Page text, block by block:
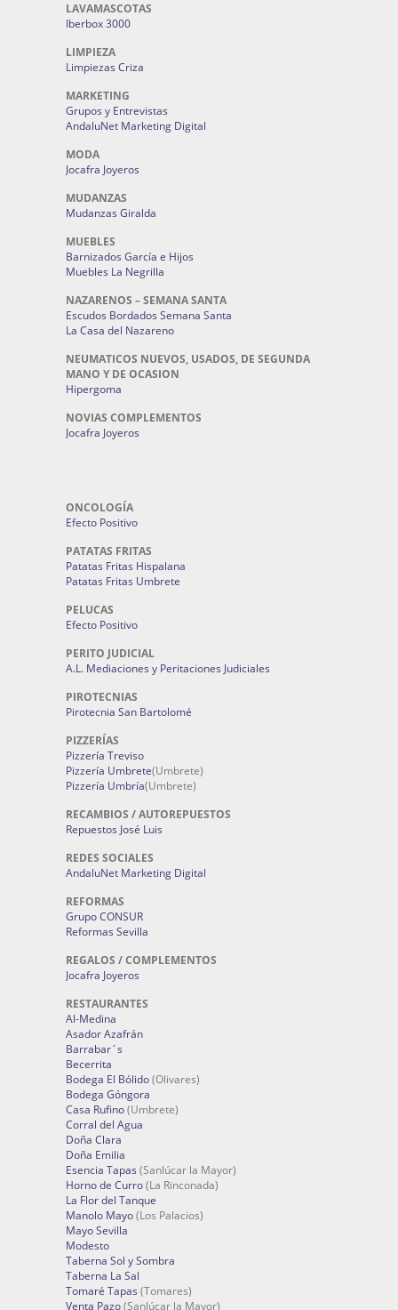
LAVAMASCOTAS
Iberbox 3000
LIMPIEZA
Limpiezas Criza
MARKETING
Grupos y Entrevistas
AndaluNet Marketing Digital
MODA
Jocafra Joyeros
MUDANZAS
Mudanzas Giralda
MUEBLES
Barnizados García e Hijos
Muebles La Negrilla
NAZARENOS – SEMANA SANTA
Escudos Bordados Semana Santa
La Casa del Nazareno
NEUMATICOS NUEVOS, USADOS, DE SEGUNDA
MANO Y DE OCASION
Hipergoma
NOVIAS COMPLEMENTOS
Jocafra Joyeros
ONCOLOGÍA
Efecto Positivo
PATATAS FRITAS
Patatas Fritas Hispalana
Patatas Fritas Umbrete
PELUCAS
Efecto Positivo
PERITO JUDICIAL
A.L. Mediaciones y Peritaciones Judiciales
PIROTECNIAS
Pirotecnia San Bartolomé
PIZZERÍAS
Pizzería Treviso
Pizzería Umbrete(Umbrete)
Pizzería Umbría(Umbrete)
RECAMBIOS / AUTOREPUESTOS
Repuestos José Luis
REDES SOCIALES
AndaluNet Marketing Digital
REFORMAS
Grupo CONSUR
Reformas Sevilla
REGALOS / COMPLEMENTOS
Jocafra Joyeros
RESTAURANTES
Al-Medina
Asador Azafrán
Barrabar´s
Becerrita
Bodega El Bólido(Olivares)
Bodega Góngora
Casa Rufino(Umbrete)
Corral del Agua
Doña Clara
Doña Emilia
Esencia Tapas (Sanlúcar la Mayor)
Horno de Curro(La Rinconada)
La Flor del Tanque
Manolo Mayo(Los Palacios)
Mayo Sevilla
Modesto
Taberna Sol y Sombra
Taberna La Sal
Tomaré Tapas (Tomares)
Venta Pazo(Sanlúcar la Mayor)